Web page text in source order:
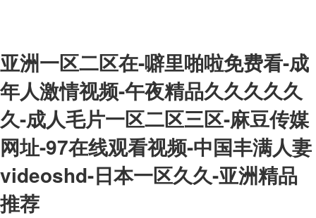
亚洲一区二区在-噼里啪啦免费看-成
年人激情视频-午夜精品久久久久久
久-成人毛片一区二区三区-麻豆传媒
网址-97在线观看视频-中国丰满人妻
videoshd-日本一区久久-亚洲精品
推荐